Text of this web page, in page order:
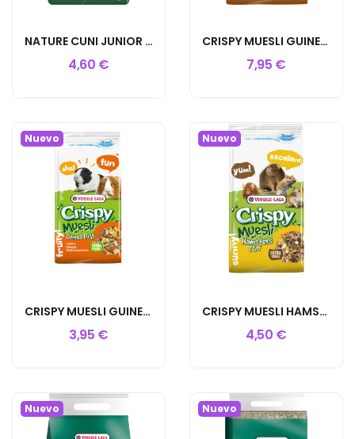
NATURE CUNI JUNIOR 700GR
4,60 €
CRISPY MUESLI GUINEA PIGS CAVIA 2,75
7,95 €
Nuevo
CRISPY MUESLI GUINEA PIGS CAVIA 1KG
3,95 €
Nuevo
CRISPY MUESLI HAMSTER & COBAYAS 1K
4,50 €
Nuevo Nuevo